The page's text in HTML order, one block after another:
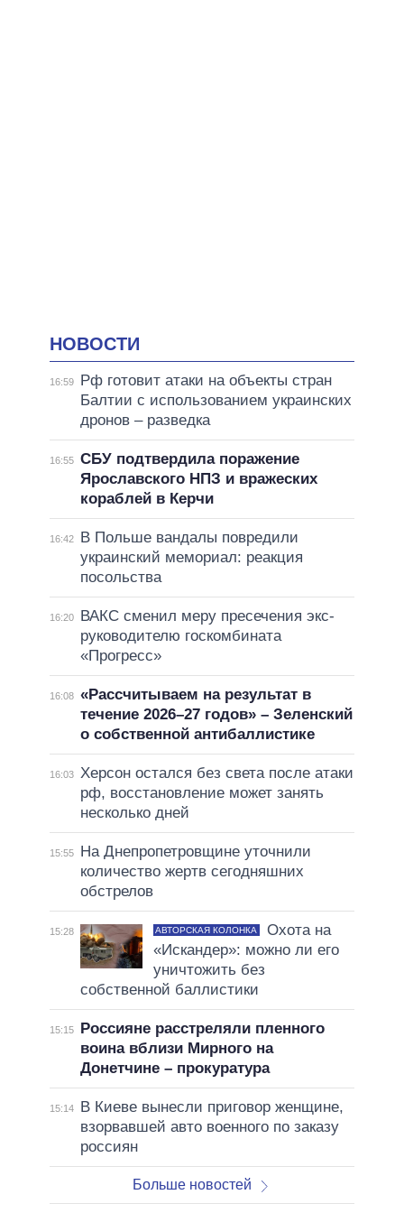
НОВОСТИ
16:59
Рф готовит атаки на объекты стран
Балтии с использованием украинских
дронов – разведка
16:55 СБУ подтвердила поражение
Ярославского НПЗ и вражеских
кораблей в Керчи
16:42
В Польше вандалы повредили
украинский мемориал: реакция
посольства
16:20
ВАКС сменил меру пресечения экс-
руководителю госкомбината
«Прогресс»
16:08 «Рассчитываем на результат в
течение 2026–27 годов» – Зеленский
о собственной антибаллистике
16:03 Херсон остался без света после атаки
рф, восстановление может занять
несколько дней
15:55
На Днепропетровщине уточнили
количество жертв сегодняшних
обстрелов
15:28 АВТОРСКАЯ КОЛОНКА
Охота на
«Искандер»: можно ли его
уничтожить без
собственной баллистики
15:15
Россияне расстреляли пленного
воина вблизи Мирного на
Донетчине – прокуратура
15:14
В Киеве вынесли приговор женщине,
взорвавшей авто военного по заказу
россиян
Больше новостей